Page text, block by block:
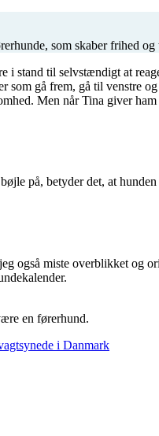
som skaber frihed og
stand til selvstændigt at
gå frem, gå til venstre
Men når Tina giver ham
på, betyder det, at
også miste overblikket og
en førerhund.